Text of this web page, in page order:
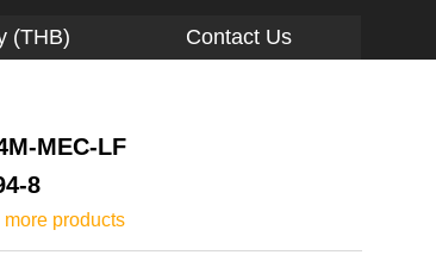
(THB) Contact Us
MEC-LF
8
more products